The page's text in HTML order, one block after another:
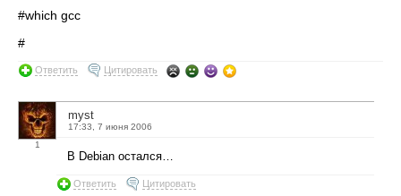
#which gcc
#
Ответить Цитировать
1
myst
17:33, 7 июня 2006
В Debian остался…
Ответить Цитировать